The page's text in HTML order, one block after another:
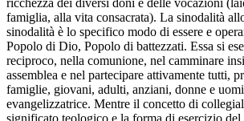
famiglia, alla vita consacrata). La sinodalità
sinodalità è lo specifico modo di essere e
Popolo di Dio, Popolo di battezzati. Essa si
reciproco, nella comunione, nel camminare
assemblea e nel partecipare attivamente tutti,
famiglie, giovani, adulti, anziani, donne e
evangelizzatrice. Mentre il concetto di
significato teologico e la forma di esercizio